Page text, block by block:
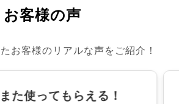
お客様の声
お客様のリアルな声をご紹介！
た使ってもらえる！